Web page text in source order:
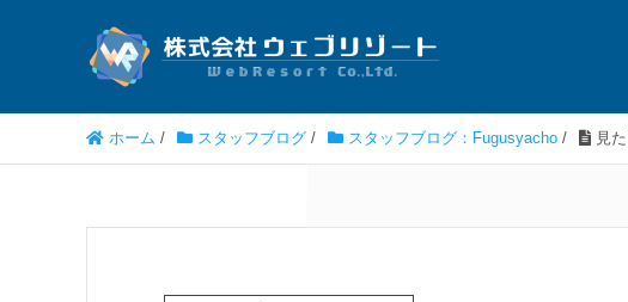
ホーム / スタッフブログ / スタッフブログ：Fugusyacho / 見